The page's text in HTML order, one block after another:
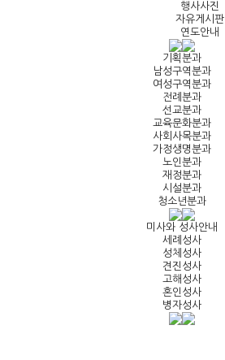
행사사진
자유게시판
연도안내
기획분과
남성구역분과
여성구역분과
전례분과
선교분과
교육문화분과
사회사목분과
가정생명분과
노인분과
재정분과
시설분과
청소년분과
미사와 성사안내
세례성사
성체성사
견진성사
고해성사
혼인성사
병자성사